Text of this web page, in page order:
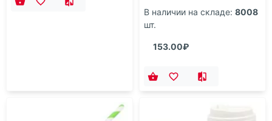
В наличии на складе: 8008
шт.
153.00₽